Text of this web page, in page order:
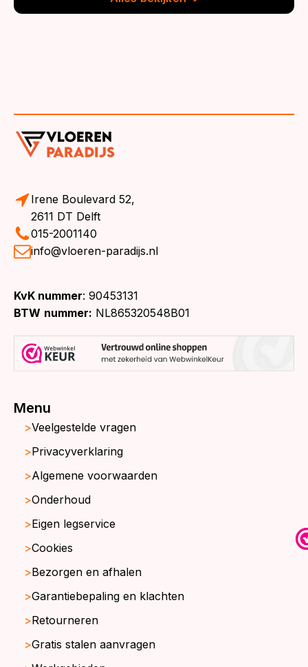
Irene Boulevard 52,
2611 DT Delft
015-2001140
info@vloeren-paradijs.nl
KvK nummer: 90453131
BTW nummer: NL865320548B01
Menu
Veelgestelde vragen
Privacyverklaring
Algemene voorwaarden
Onderhoud
Eigen legservice
Cookies
Bezorgen en afhalen
Garantiebepaling en klachten
Retourneren
Gratis stalen aanvragen